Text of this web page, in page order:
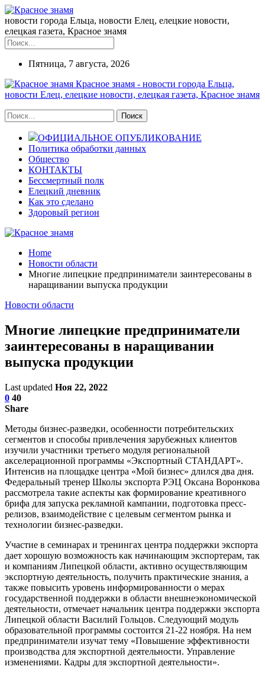
новости города Ельца, новости Елец, елецкие новости,
елецкая газета, Красное знамя
Пятница, 7 августа, 2026
Красное знамя - новости города Ельца,
новости Елец, елецкие новости, елецкая газета, Красное знамя
ОФИЦИАЛЬНОЕ ОПУБЛИКОВАНИЕ
Политика обработки данных
Общество
КОНТАКТЫ
Бессмертный полк
Елецкий дневник
Как это сделано
Здоровый регион
Home
Новости области
Многие липецкие предприниматели заинтересованы в
наращивании выпуска продукции
Новости области
Многие липецкие предприниматели
заинтересованы в наращивании
выпуска продукции
Last updated Ноя 22, 2022
0 40
Share
Методы бизнес-разведки, особенности потребительских
сегментов и способы привлечения зарубежных клиентов
изучили участники третьего модуля региональной
акселерационной программы «Экспортный СТАНДАРТ».
Интенсив на площадке центра «Мой бизнес» длился два дня.
Федеральный тренер Школы экспорта РЭЦ Оксана Воронкова
рассмотрела такие аспекты как формирование креативного
брифа для запуска рекламной кампании, подготовка пресс-
релизов, взаимодействие с целевым сегментом рынка и
технологии бизнес-разведки.
Участие в семинарах и тренингах центра поддержки экспорта
дает хорошую возможность как начинающим экспортерам, так
и компаниям Липецкой области, активно осуществляющим
экспортную деятельность, получить практические знания, а
также повысить уровень информированности о мерах
государственной поддержки в области внешнеэкономической
деятельности, отмечает начальник центра поддержки экспорта
Липецкой области Василий Гольцов. Следующий модуль
образовательной программы состоится 21-22 ноября. На нем
предприниматели изучат тему «Повышение эффективности
производства для экспортной деятельности. Управление
изменениями. Кадры для экспортной деятельности».